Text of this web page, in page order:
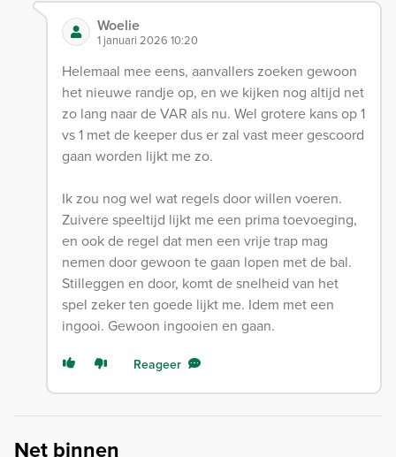
Woelie
1 januari 2026 10:20
Helemaal mee eens, aanvallers zoeken gewoon
het nieuwe randje op, en we kijken nog altijd net
zo lang naar de VAR als nu. Wel grotere kans op 1
vs 1 met de keeper dus er zal vast meer gescoord
gaan worden lijkt me zo.
Ik zou nog wel wat regels door willen voeren.
Zuivere speeltijd lijkt me een prima toevoeging,
en ook de regel dat men een vrije trap mag
nemen door gewoon te gaan lopen met de bal.
Stilleggen en door, komt de snelheid van het
spel zeker ten goede lijkt me. Idem met een
ingooi. Gewoon ingooien en gaan.
Reageer
Net binnen